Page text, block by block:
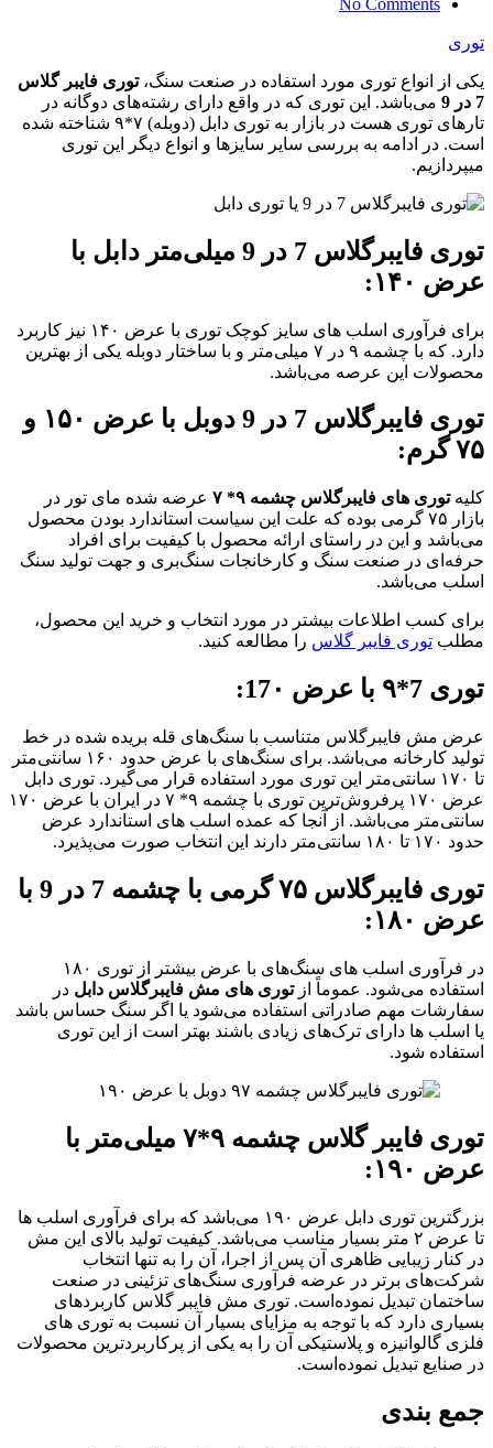
توری
یکی از انواع توری مورد استفاده در صنعت سنگ،توری فایبر گلاس
7 در 9
می‌باشد. این‌ توری که در واقع دارای رشته‌های دوگانه در
تارهای توری هست در بازار به توری دابل (دوبله) ۷*۹ شناخته شده
است. در ادامه به بررسی سایر سایزها و انواع دیگر این توری
میپردازیم.
توری فایبرگلاس 7 در 9 میلی‌متر دابل با
عرض ۱۴۰:
برای فرآوری اسلب های سایز کوچک توری با عرض ۱۴۰ نیز کاربرد
دارد. که با چشمه ۹ در ۷ میلی‌متر و با ساختار دوبله یکی از بهترین
محصولات این عرصه می‌باشد.
توری فایبرگلاس 7 در 9 دوبل با عرض ۱۵۰ و
۷۵ گرم:
کلیهتوری های فایبرگلاس چشمه ۹* ۷
عرضه شده مای تور در
بازار ۷۵ گرمی بوده که علت این سیاست استاندارد بودن محصول
می‌باشد و این در راستای ارائه محصول با کیفیت برای افراد
حرفه‌ای در صنعت سنگ و کارخانجات سنگ‌بری و جهت تولید سنگ
اسلب می‌باشد.
برای کسب اطلاعات بیشتر در مورد انتخاب و خرید این محصول،
مطلب توری فایبر گلاس را مطالعه کنید.
توری 7*۹ با عرض 17۰:
عرض مش فایبرگلاس متناسب با سنگ‌های قله بریده ‌شده در خط
تولید کارخانه می‌باشد. برای سنگ‌های با عرض حدود ۱۶۰ سانتی‌متر
تا ۱۷۰ سانتی‌متر این توری مورد استفاده قرار می‌گیرد. توری دابل
عرض ۱۷۰ پرفروش‌ترین توری با چشمه ۹* ۷ در ایران با عرض ۱۷۰
سانتی‌متر می‌باشد. از آنجا که عمده اسلب های استاندارد عرض
حدود ۱۷۰ تا ۱۸۰ سانتی‌متر دارند این انتخاب صورت می‌پذیرد.
توری فایبرگلاس ۷۵ گرمی با چشمه 7 در 9 با
عرض ۱۸۰:
در فرآوری اسلب های سنگ‌های با عرض بیشتر از توری ۱۸۰
استفاده می‌شود. عموماً ازتوری های مش فایبرگلاس دابل در
سفارشات مهم صادراتی استفاده می‌شود یا اگر سنگ حساس باشد
یا اسلب ها دارای ترک‌های زیادی باشند بهتر است از این توری
استفاده شود.
توری فایبر گلاس چشمه ۹*۷ میلی‌متر با
عرض ۱۹۰:
بزرگترین توری دابل عرض ۱۹۰ می‌باشد که برای فرآوری اسلب ها
تا عرض ۲ متر بسیار مناسب می‌باشد. کیفیت تولید بالای این مش
در کنار زیبایی ظاهری آن پس‌ از اجرا، آن را به تنها انتخاب
شرکت‌های برتر در عرضه فرآوری سنگ‌های تزئینی در صنعت
ساختمان تبدیل نموده‌است. توری مش فایبر گلاس کاربردهای
بسیاری دارد که با توجه به مزایای بسیار آن نسبت ‌به توری های
فلزی گالوانیزه و پلاستیکی آن را به یکی از پرکاربردترین محصولات
در صنایع تبدیل نموده‌است.
جمع بندی